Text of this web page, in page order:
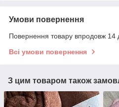
Умови повернення
Повернення товару впродовж 14
Всі умови повернення
З цим товаром також